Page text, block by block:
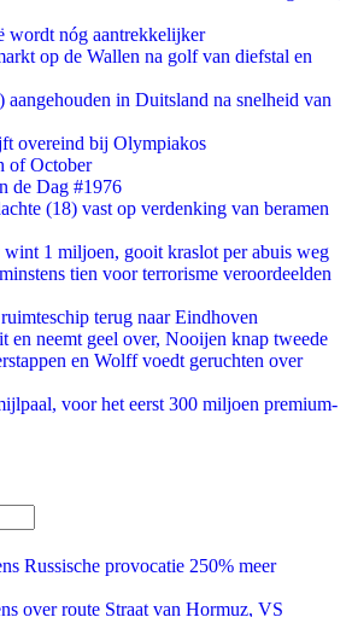
wordt nóg aantrekkelijker
op de Wallen na golf van diefstal en
aangehouden in Duitsland na snelheid van
overeind bij Olympiakos
of October
de Dag #1976
(18) vast op verdenking van beramen
1 miljoen, gooit kraslot per abuis weg
tien voor terrorisme veroordeelden
terug naar Eindhoven
en neemt geel over, Nooijen knap tweede
en Wolff voedt geruchten over
voor het eerst 300 miljoen premium-
Russische provocatie 250% meer
over route Straat van Hormuz, VS